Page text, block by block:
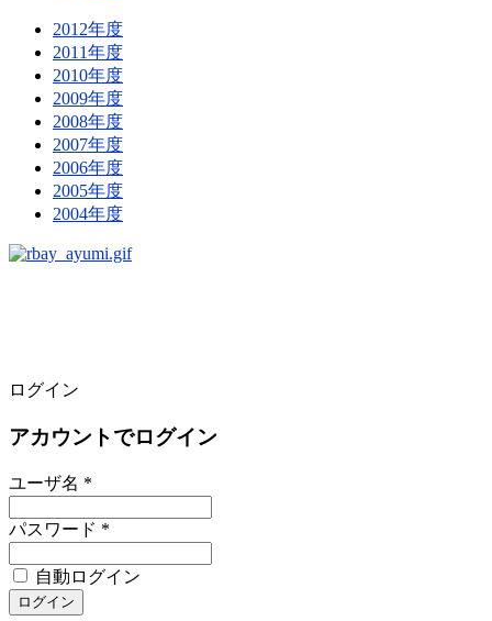
2012年度
2011年度
2010年度
2009年度
2008年度
2007年度
2006年度
2005年度
2004年度
ログイン
アカウントでログイン
ユーザ名 *
パスワード *
自動ログイン